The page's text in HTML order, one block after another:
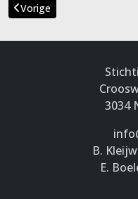
Vorig artikel: GEPARKEERD
Vorige
3034
B.
E.